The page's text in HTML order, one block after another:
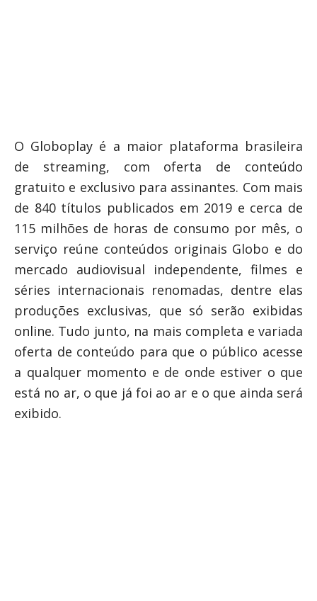
O Globoplay é a maior plataforma brasileira
de streaming, com oferta de conteúdo
gratuito e exclusivo para assinantes. Com mais
de 840 títulos publicados em 2019 e cerca de
115 milhões de horas de consumo por mês, o
serviço reúne conteúdos originais Globo e do
mercado audiovisual independente, filmes e
séries internacionais renomadas, dentre elas
produções exclusivas, que só serão exibidas
online. Tudo junto, na mais completa e variada
oferta de conteúdo para que o público acesse
a qualquer momento e de onde estiver o que
está no ar, o que já foi ao ar e o que ainda será
exibido.